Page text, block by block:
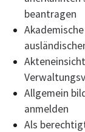
beantragen
Allgemein
anmelden
Als